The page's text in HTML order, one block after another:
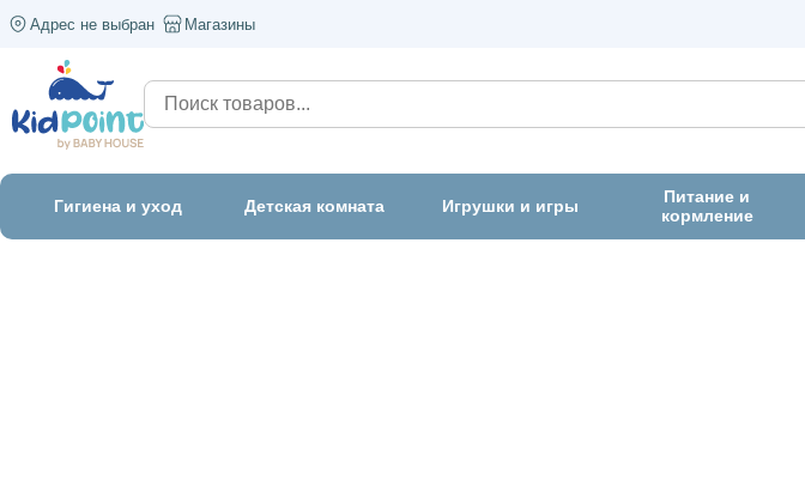
Адрес не выбран Магазины
Гигиена и уход Детская комната Игрушки и игры
Питание и
кормление